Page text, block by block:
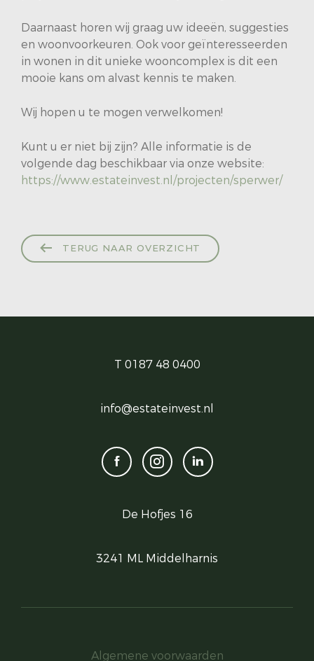
Daarnaast horen wij graag uw ideeën, suggesties
en woonvoorkeuren. Ook voor geïnteresseerden
in wonen in dit unieke wooncomplex is dit een
mooie kans om alvast kennis te maken.
Wij hopen u te mogen verwelkomen!
Kunt u er niet bij zijn? Alle informatie is de
volgende dag beschikbaar via onze website:
https://www.estateinvest.nl/projecten/sperwer/
TERUG NAAR OVERZICHT
T 0187 48 0400
info@estateinvest.nl
De Hofjes 16
3241 ML Middelharnis
Algemene voorwaarden